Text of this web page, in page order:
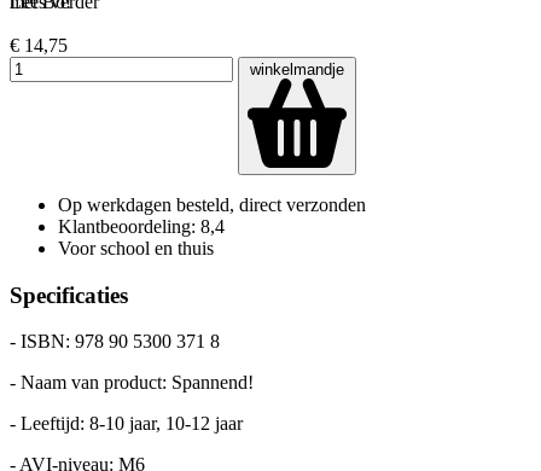
€ 14,75
winkelmandje
Op werkdagen besteld, direct verzonden
Klantbeoordeling: 8,4
Voor school en thuis
Specificaties
- ISBN: 978 90 5300 371 8
- Naam van product: Spannend!
- Leeftijd: 8-10 jaar, 10-12 jaar
- AVI-niveau: M6